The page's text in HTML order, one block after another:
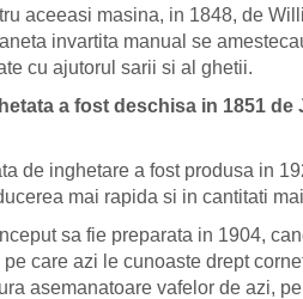
aceeasi masina, in 1848, de
invartita manual se
cu ajutorul sarii si al ghetii.
a fost deschisa in 1851 de
de inghetare a fost produsa in
mai rapida si in cantitati
sa fie preparata in 1904,
pe care azi le cunoaste drept
asemanatoare vafelor de azi,